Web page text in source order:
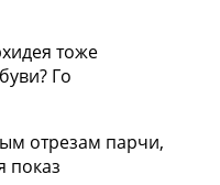
тоже
Го
отрезам парчи,
показ